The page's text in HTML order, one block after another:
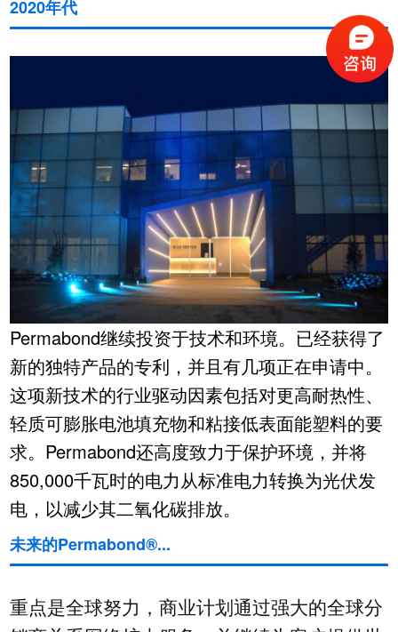
2020年代
Permabond继续投资于技术和环境。已经获得了
新的独特产品的专利，并且有几项正在申请中。
这项新技术的行业驱动因素包括对更高耐热性、
轻质可膨胀电池填充物和粘接低表面能塑料的要
求。Permabond还高度致力于保护环境，并将
850,000千瓦时的电力从标准电力转换为光伏发
电，以减少其二氧化碳排放。
未来的Permabond®...
重点是全球努力，商业计划通过强大的全球分